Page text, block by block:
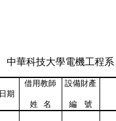
中華科技大學電機工程系
日期
借用教師
姓 名
設備財產
編 號